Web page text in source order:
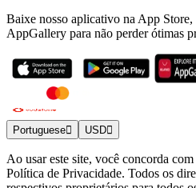
Baixe nosso aplicativo na App
AppGallery para não perder ótimas
Portuguese USD
Ao usar este site, você concorda
Política de Privacidade. Todos os